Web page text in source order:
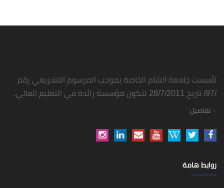
تأسست جامعة الشام الخاصة بموجب المرسوم التشريعي رقم
/97/ تاريخ 28/7/2011 لتكون مؤسسة رائدة في التعليم العالي.
تفاصيل
روابط هامة